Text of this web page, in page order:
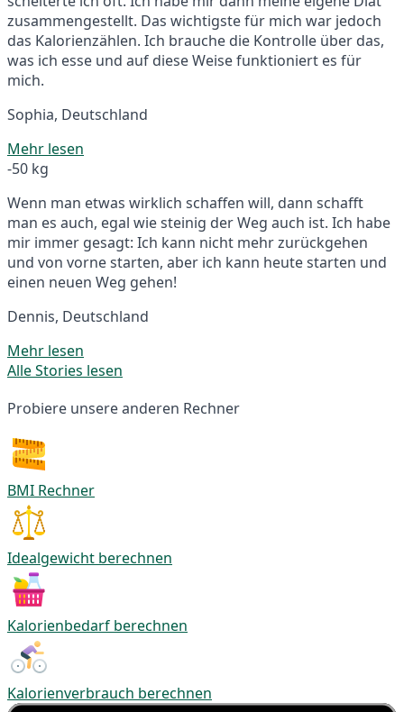
zusammengestellt. Das wichtigste für mich war jedoch
das Kalorienzählen. Ich brauche die Kontrolle über das,
was ich esse und auf diese Weise funktioniert es für
mich.
Sophia, Deutschland
Mehr lesen
-50 kg
Wenn man etwas wirklich schaffen will, dann schafft
man es auch, egal wie steinig der Weg auch ist. Ich habe
mir immer gesagt: Ich kann nicht mehr zurückgehen
und von vorne starten, aber ich kann heute starten und
einen neuen Weg gehen!
Dennis, Deutschland
Mehr lesen
Alle Stories lesen
Probiere unsere anderen Rechner
BMI Rechner
Idealgewicht berechnen
Kalorienbedarf berechnen
Kalorienverbrauch berechnen